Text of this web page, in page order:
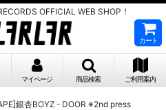
OFFICIAL WEB SHOP！
カート
マイページ 商品検索 ご利用案内
銀杏BOYZ - DOOR ※2nd press